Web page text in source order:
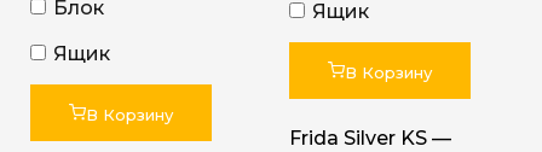
Блок
Ящик
В Корзину
Ящик
В Корзину
Frida Silver KS —